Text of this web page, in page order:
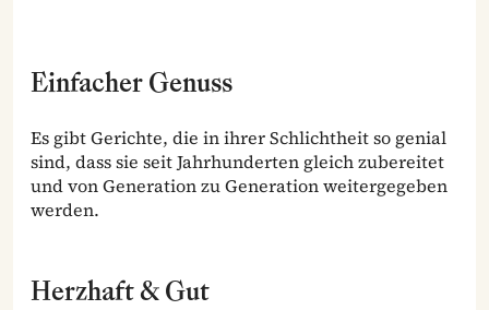
Einfacher Genuss
Es gibt Gerichte, die in ihrer Schlichtheit so genial
sind, dass sie seit Jahrhunderten gleich zubereitet
und von Generation zu Generation weitergegeben
werden.
Herzhaft & Gut